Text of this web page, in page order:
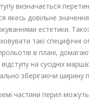
визначається
якесь довільне
естетики.
такі специфічні
в плані,
на сусідніх
зберігаючи ширину
частини перил можуть